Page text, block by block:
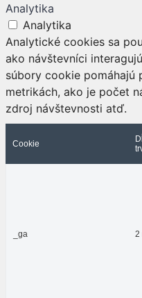
Analytika
Analytika
Analytické cookies sa
ako návštevníci
súbory cookie
metrikách, ako je počet
zdroj návštevnosti atď.
Cookie
_ga 2